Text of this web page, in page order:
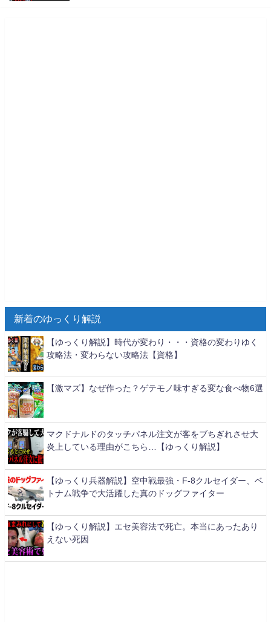
新着のゆっくり解説
【ゆっくり解説】時代が変わり・・・資格の変わりゆく
攻略法・変わらない攻略法【資格】
【激マズ】なぜ作った？ゲテモノ味すぎる変な食べ物6選
マクドナルドのタッチパネル注文が客をブちぎれさせ大
炎上している理由がこちら…【ゆっくり解説】
【ゆっくり兵器解説】空中戦最強・F-8クルセイダー、ベ
トナム戦争で大活躍した真のドッグファイター
【ゆっくり解説】エセ美容法で死亡。本当にあったあり
えない死因